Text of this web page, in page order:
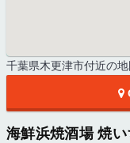
千葉県木更津市付近の地
海鮮浜焼酒場 焼